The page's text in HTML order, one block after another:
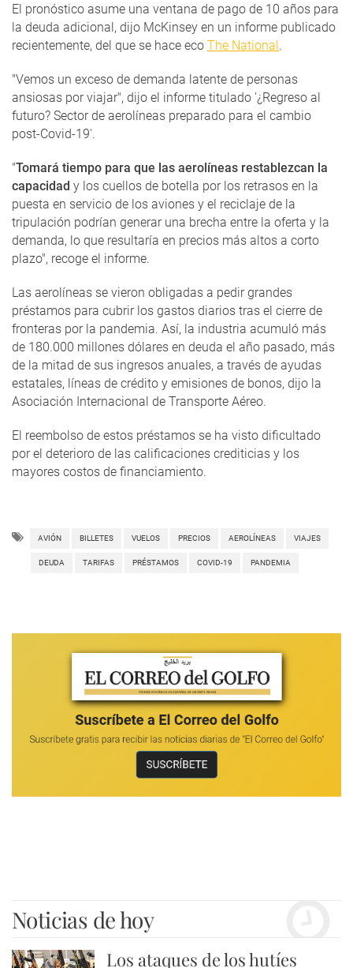
El pronóstico asume una ventana de pago de 10 años para
la deuda adicional, dijo McKinsey en un informe publicado
recientemente, del que se hace eco The National.
"Vemos un exceso de demanda latente de personas
ansiosas por viajar", dijo el informe titulado '¿Regreso al
futuro? Sector de aerolíneas preparado para el cambio
post-Covid-19'.
"Tomará tiempo para que las aerolíneas restablezcan la
capacidad y los cuellos de botella por los retrasos en la
puesta en servicio de los aviones y el reciclaje de la
tripulación podrían generar una brecha entre la oferta y la
demanda, lo que resultaría en precios más altos a corto
plazo", recoge el informe.
Las aerolíneas se vieron obligadas a pedir grandes
préstamos para cubrir los gastos diarios tras el cierre de
fronteras por la pandemia. Así, la industria acumuló más
de 180.000 millones dólares en deuda el año pasado, más
de la mitad de sus ingresos anuales, a través de ayudas
estatales, líneas de crédito y emisiones de bonos, dijo la
Asociación Internacional de Transporte Aéreo.
El reembolso de estos préstamos se ha visto dificultado
por el deterioro de las calificaciones crediticias y los
mayores costos de financiamiento.
AVIÓN BILLETES VUELOS PRECIOS AEROLÍNEAS VIAJES
DEUDA TARIFAS PRÉSTAMOS COVID-19 PANDEMIA
Noticias de hoy
Los ataques de los hutíes